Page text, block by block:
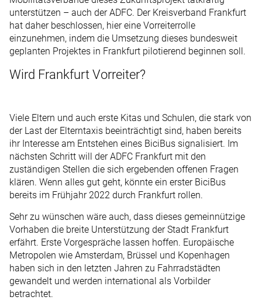
unterstützen – auch der ADFC. Der Kreisverband Frankfurt
hat daher beschlossen, hier eine Vorreiterrolle
einzunehmen, indem die Umsetzung dieses bundesweit
geplanten Projektes in Frankfurt pilotierend beginnen soll.
Wird Frankfurt Vorreiter?
Viele Eltern und auch erste Kitas und Schulen, die stark von
der Last der Elterntaxis beeinträchtigt sind, haben bereits
ihr Interesse am Entstehen eines BiciBus signalisiert. Im
nächsten Schritt will der ADFC Frankfurt mit den
zuständigen Stellen die sich ergebenden offenen Fragen
klären. Wenn alles gut geht, könnte ein erster BiciBus
bereits im Frühjahr 2022 durch Frankfurt rollen.
Sehr zu wünschen wäre auch, dass dieses gemeinnützige
Vorhaben die breite Unterstützung der Stadt Frankfurt
erfährt. Erste Vorgespräche lassen hoffen. Europäische
Metropolen wie Amsterdam, Brüssel und Kopenhagen
haben sich in den letzten Jahren zu Fahrradstädten
gewandelt und werden international als Vorbilder
betrachtet.